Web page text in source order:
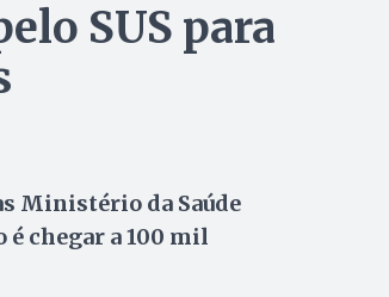
SUS para
Ministério da Saúde
é chegar a 100 mil